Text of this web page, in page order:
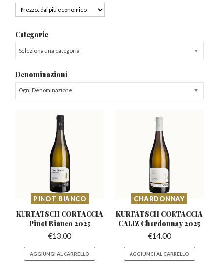
Categorie
Seleziona una categoria
Denominazioni
Ogni Denominazione
PINOT BIANCO
KURTATSCH CORTACCIA
Pinot Bianco 2025
€13.00
AGGIUNGI AL CARRELLO
CHARDONNAY
KURTATSCH CORTACCIA
CALIZ Chardonnay 2025
€14.00
AGGIUNGI AL CARRELLO